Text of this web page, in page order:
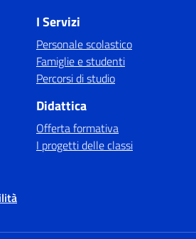
I Servizi
Personale scolastico
Famiglie e studenti
Percorsi di studio
Didattica
Offerta formativa
I progetti delle classi